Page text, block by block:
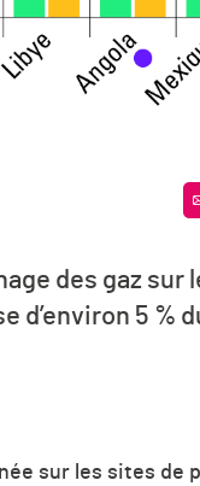
des gaz sur
5 %
sur les sites de